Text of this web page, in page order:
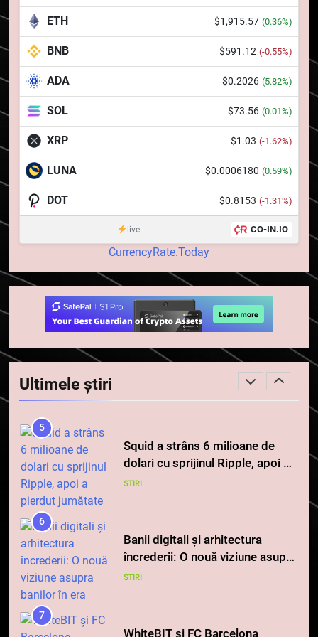
ETH $1,915.57 (0.36%)
BNB $591.12 (-0.55%)
ADA $0.2026 (5.82%)
SOL $73.56 (0.01%)
XRP $1.03 (-1.62%)
LUNA $0.0006180 (0.59%)
DOT $0.8153 (-1.31%)
live CO-IN.IO
CurrencyRate.Today
Ultimele știri
trasabilitatea cafelei
1
764 de „balene” dețin 94% din
SHIB, iar prețul se îndreaptă
spre o depășire a pragului de
2
Regulamentul MiCA privind
la 1 iulie în România
Pariuri cu plata în crypto:
avantaje și riscuri
INFO
Top 10 platforme de
criptomonedelor în 2026
5
Squid a strâns 6 milioane de
dolari cu sprijinul Ripple, apoi a
pierdut jumătate din aceștia
STIRI
6
Banii digitali și arhitectura
încrederii: O nouă viziune asupra
banilor în era digitală
STIRI
7
WhiteBIT și FC Barcelona